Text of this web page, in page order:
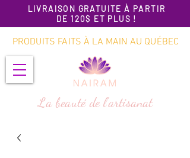
LIVRAISON GRATUITE À PARTIR
DE 120$ ET PLUS !
La beauté de l'artisanat
PRODUITS FAITS À LA MAIN AU QUÉBEC